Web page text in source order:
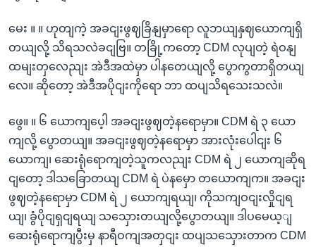
မေး ။ ။ ဟုတျကဲ့ အခငျးဖွဈခြိနျမှာရော လူဘယျနှဈယောကျရှိ
တယျလို့ သိရသလဲခငျဗြ။ တခြို့ကတော့ CDM လုပျတဲ့ ရဲဝနျ
ထမျးတှလေညျး အဲဒီအထဲမှာ ပါနတေယျလို့ ပွောကွတာရှိတယျ
လေ။ ဆိုတော့ အဲဒီအပိုငျးကိုရော ဘာ ထပျသိရသေးသလဲ။
ဖွေ။ ။ ၆ ယောကျပေ့ါ အခငျးဖွဈတဲ့နရောမှာ။ CDM ရဲ ၃ ယော
ကျလို့ ပွောတယျ။ အခငျးဖွဈတဲ့နရောမှာ အားလုံးပေါငျး ၆
ယောကျ၊ ဆေးရုံရောကျတဲ့သူကလညျး CDM ရဲ ၂ ယောကျဆိုရ
ငျတော့ ဒါသခြောတယျ CDM ရဲ ပဲနမှော တယောကျက။ အခငျး
ဖွဈတဲ့နရောမှာ CDM ရဲ ၂ ယောကျရယျ၊ ကိုသကျဝငျးလှိုငျရ
ယျ၊ ခွံပိုငျရှငျရယျ သသှေားတယျလို့ပွောတယျ။ ဒါပမေယ့ျ
ဆေးရုံရောကျပွီးမှ နာရီဝကျအတှငျး ထပျသသှေားတာက CDM